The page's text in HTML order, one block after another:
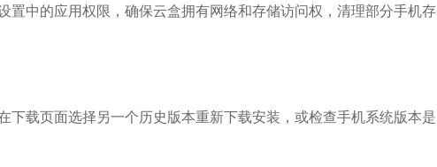
置中的应用权限，确保云盒拥有网络和存储访问权，清理部分手机存
下载页面选择另一个历史版本重新下载安装，或检查手机系统版本是